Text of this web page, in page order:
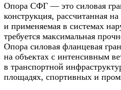
Опора СФГ — это силовая
конструкция, рассчитанная
и применяемая в системах
требуется максимальная
Опора силовая фланцевая
на объектах с интенсивным
в транспортной
площадях, спортивных и